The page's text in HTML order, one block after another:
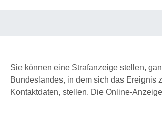
Sie können eine Strafanzeige stellen,
Bundeslandes, in dem sich das Ereignis
Kontaktdaten, stellen. Die Online-